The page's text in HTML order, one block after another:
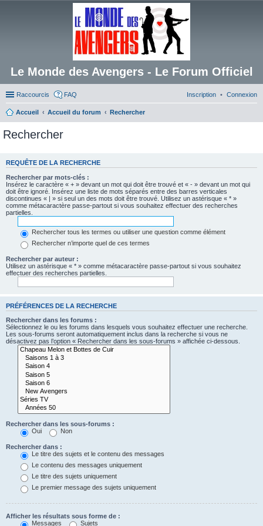
Le Monde des Avengers - Le Forum Officiel
Raccourcis FAQ Connexion
Inscription
Accueil Accueil du forum Rechercher
Rechercher
REQUÊTE DE LA RECHERCHE
Rechercher par mots-clés :
Insérez le caractère « + » devant un mot qui doit être trouvé et « - » devant un mot qui
doit être ignoré. Insérez une liste de mots séparés entre des barres verticales
discontinues « | » si seul un des mots doit être trouvé. Utilisez un astérisque « * »
comme métacaractère passe-partout si vous souhaitez effectuer des recherches
partielles.
Rechercher tous les termes ou utiliser une question comme élément
Rechercher n’importe quel de ces termes
Rechercher par auteur :
Utilisez un astérisque « * » comme métacaractère passe-partout si vous souhaitez
effectuer des recherches partielles.
PRÉFÉRENCES DE LA RECHERCHE
Rechercher dans les forums :
Sélectionnez le ou les forums dans lesquels vous souhaitez effectuer une recherche.
Les sous-forums seront automatiquement inclus dans la recherche si vous ne
désactivez pas l’option « Rechercher dans les sous-forums » affichée ci-dessous.
Rechercher dans les sous-forums :
Oui
Non
Rechercher dans :
Le titre des sujets et le contenu des messages
Le contenu des messages uniquement
Le titre des sujets uniquement
Le premier message des sujets uniquement
Afficher les résultats sous forme de :
Messages
Sujets